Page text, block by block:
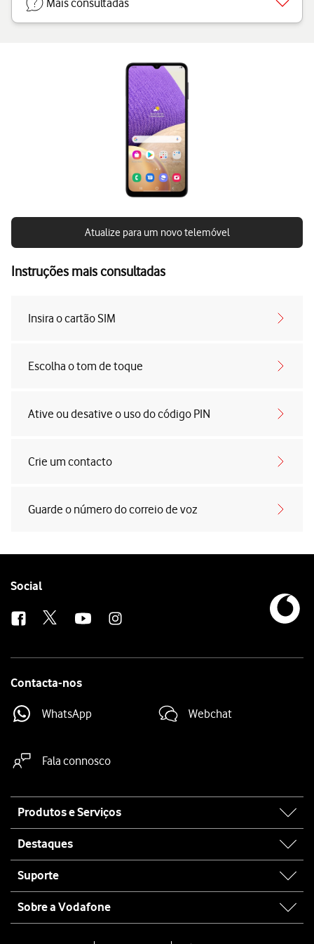
Mais consultadas
Atualize para um novo telemóvel
Instruções mais consultadas
Insira o cartão SIM
Escolha o tom de toque
Ative ou desative o uso do código PIN
Crie um contacto
Guarde o número do correio de voz
Follow
Social
Contacta-nos
WhatsApp Webchat
Fala connosco
map
Produtos e Serviços
Destaques
Suporte
Sobre a Vodafone